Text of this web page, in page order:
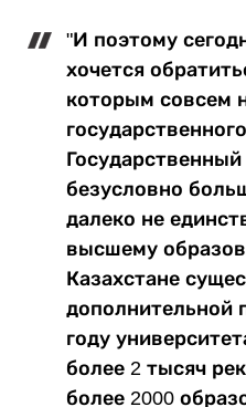
"И поэтому
хочется
которым совсем
Государственный
безусловно
далеко не
высшему
Казахстане
дополнительной
году
более 2 тысяч
более 2000